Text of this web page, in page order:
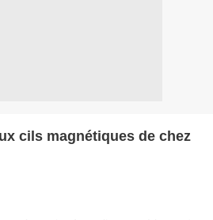
cils magnétiques de chez